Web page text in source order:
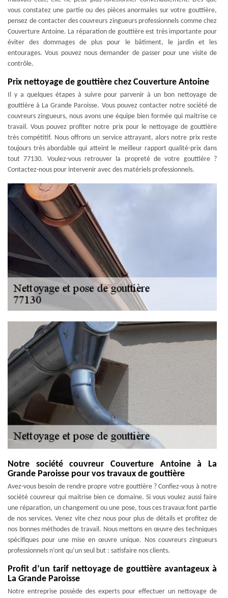
vous constatez une partie ou des pièces anormales sur votre gouttière,
pensez de contacter des couvreurs zingueurs professionnels comme chez
Couverture Antoine. La réparation de gouttière est très importante pour
éviter des dommages de plus pour le bâtiment, le jardin et les
entourages. Vous pouvez nous demander de passer pour une visite de
contrôle.
Prix nettoyage de gouttière chez Couverture Antoine
Il y a quelques étapes à suivre pour parvenir à un bon nettoyage de
gouttière à La Grande Paroisse. Vous pouvez contacter notre société de
couvreurs zingueurs, nous avons une équipe bien formée qui maitrise ce
travail. Vous pouvez profiter notre prix pour le nettoyage de gouttière
très compétitif. Nous offrons un service attrayant, alors notre prix reste
toujours très abordable qui atteint le meilleur rapport qualité-prix dans
tout 77130. Voulez-vous retrouver la propreté de votre gouttière ?
Contactez-nous pour intervenir avec des matériels professionnels.
Notre société couvreur Couverture Antoine à La
Grande Paroisse pour vos travaux de gouttière
Avez-vous besoin de rendre propre votre gouttière ? Confiez-vous à notre
société couvreur qui maitrise bien ce domaine. Si vous voulez aussi faire
une réparation, un changement ou une pose, tous ces travaux font partie
de nos services. Venez vite chez nous pour plus de détails et profitez de
nos bonnes méthodes de travail. Nous mettons en œuvre des techniques
spécifiques pour une mise en œuvre unique. Nos couvreurs zingueurs
professionnels n’ont qu’un seul but : satisfaire nos clients.
Profit d’un tarif nettoyage de gouttière avantageux à
La Grande Paroisse
Notre entreprise possède des experts pour effectuer un nettoyage de